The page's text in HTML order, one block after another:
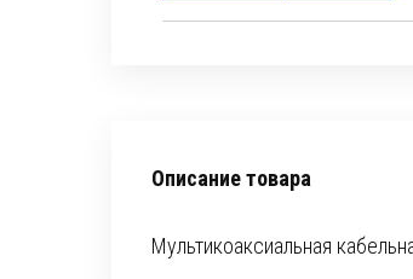
Описание товара
Мультикоаксиальная